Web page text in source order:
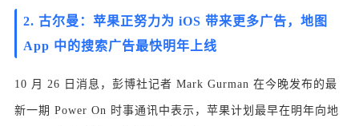
2. 古尔曼：苹果正努力为 iOS 带来更多广告，地图
App 中的搜索广告最快明年上线
1 0 月 26 日消息，彭博社记者 Mark Gurman 在今晚发布的最
新一期 Power On 时事通讯中表示，苹果计划最早在明年向地